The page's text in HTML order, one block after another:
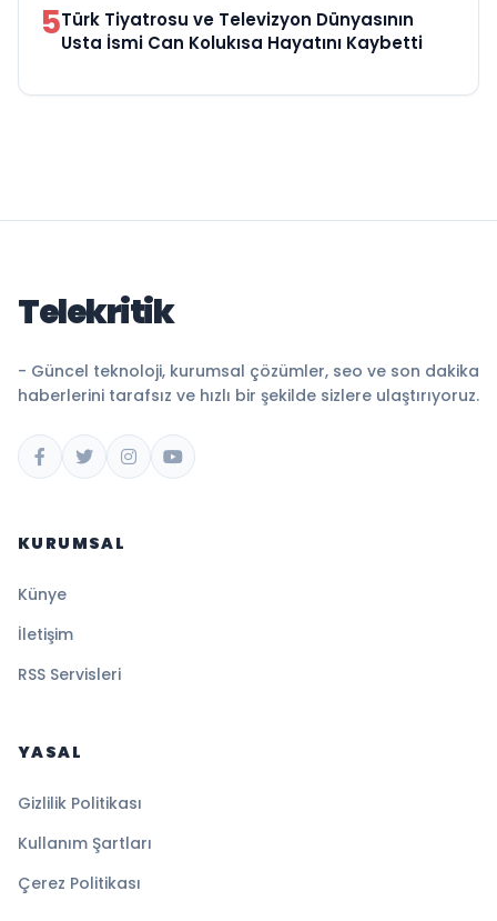
5Türk Tiyatrosu ve Televizyon Dünyasının
Usta İsmi Can Kolukısa Hayatını Kaybetti
Telekritik
- Güncel teknoloji, kurumsal çözümler, seo ve son dakika
haberlerini tarafsız ve hızlı bir şekilde sizlere ulaştırıyoruz.
KURUMSAL
Künye
İletişim
RSS Servisleri
YASAL
Gizlilik Politikası
Kullanım Şartları
Çerez Politikası